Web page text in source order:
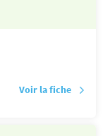
Voir la fiche